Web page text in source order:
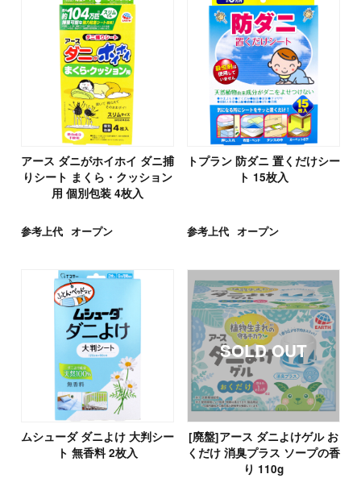
アース ダニがホイホイ ダニ捕
りシート まくら・クッション
用 個別包装 4枚入
参考上代 オープン
トプラン 防ダニ 置くだけシー
ト 15枚入
参考上代 オープン
ムシューダ ダニよけ 大判シー
ト 無香料 2枚入
[廃盤]アース ダニよけゲル お
くだけ 消臭プラス ソープの香
り 110g